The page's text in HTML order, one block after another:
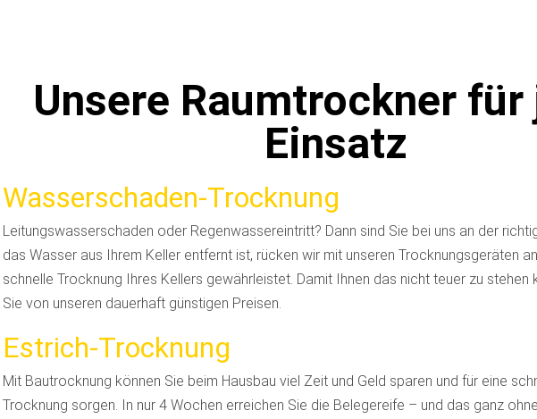
Unsere Raumtrockner für
Einsatz
Wasserschaden-Trocknung
Leitungswasserschaden oder Regenwassereintritt? Dann sind Sie bei uns an der
das Wasser aus Ihrem Keller entfernt ist, rücken wir mit unseren Trocknungsgeräten an.
schnelle Trocknung Ihres Kellers gewährleistet. Damit Ihnen das nicht teuer zu stehen
Sie von unseren dauerhaft günstigen Preisen.
Estrich-Trocknung
Mit Bautrocknung können Sie beim Hausbau viel Zeit und Geld sparen und für eine
Trocknung sorgen. In nur 4 Wochen erreichen Sie die Belegereife – und das ganz